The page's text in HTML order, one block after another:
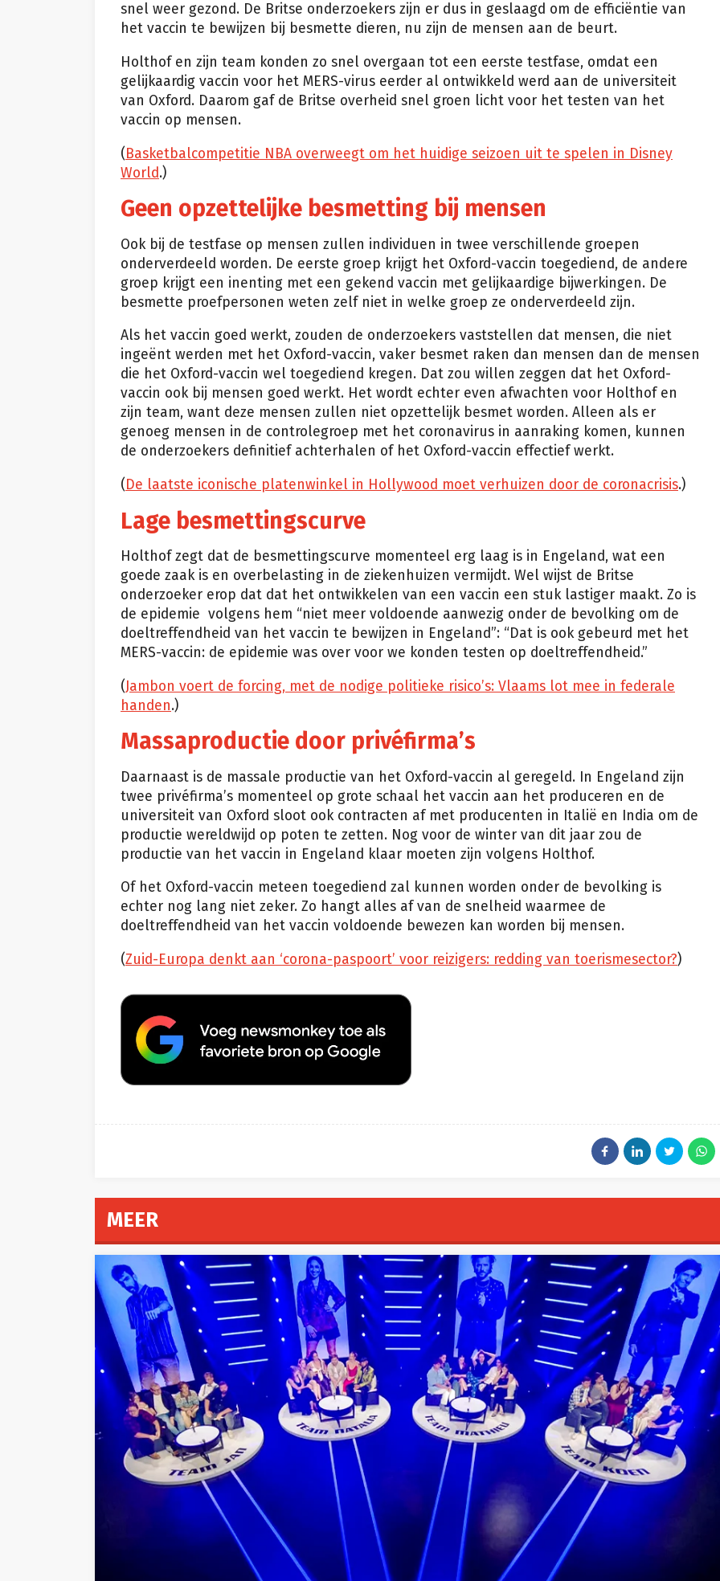
snel weer gezond. De Britse onderzoekers zijn er dus in geslaagd om de efficiëntie van
het vaccin te bewijzen bij besmette dieren, nu zijn de mensen aan de beurt.
Holthof en zijn team konden zo snel overgaan tot een eerste testfase, omdat een
gelijkaardig vaccin voor het MERS-virus eerder al ontwikkeld werd aan de universiteit
van Oxford. Daarom gaf de Britse overheid snel groen licht voor het testen van het
vaccin op mensen.
(Basketbalcompetitie NBA overweegt om het huidige seizoen uit te spelen in Disney
World.)
Geen opzettelijke besmetting bij mensen
Ook bij de testfase op mensen zullen individuen in twee verschillende groepen
onderverdeeld worden. De eerste groep krijgt het Oxford-vaccin toegediend, de andere
groep krijgt een inenting met een gekend vaccin met gelijkaardige bijwerkingen. De
besmette proefpersonen weten zelf niet in welke groep ze onderverdeeld zijn.
Als het vaccin goed werkt, zouden de onderzoekers vaststellen dat mensen, die niet
ingeënt werden met het Oxford-vaccin, vaker besmet raken dan mensen dan de mensen
die het Oxford-vaccin wel toegediend kregen. Dat zou willen zeggen dat het Oxford-
vaccin ook bij mensen goed werkt. Het wordt echter even afwachten voor Holthof en
zijn team, want deze mensen zullen niet opzettelijk besmet worden. Alleen als er
genoeg mensen in de controlegroep met het coronavirus in aanraking komen, kunnen
de onderzoekers definitief achterhalen of het Oxford-vaccin effectief werkt.
( De laatste iconische platenwinkel in Hollywood moet verhuizen door de coronacrisis.)
Lage besmettingscurve
Holthof zegt dat de besmettingscurve momenteel erg laag is in Engeland, wat een
goede zaak is en overbelasting in de ziekenhuizen vermijdt. Wel wijst de Britse
onderzoeker erop dat dat het ontwikkelen van een vaccin een stuk lastiger maakt. Zo is
de epidemie volgens hem “niet meer voldoende aanwezig onder de bevolking om de
doeltreffendheid van het vaccin te bewijzen in Engeland”: “Dat is ook gebeurd met het
MERS-vaccin: de epidemie was over voor we konden testen op doeltreffendheid.”
(Jambon voert de forcing, met de nodige politieke risico’s: Vlaams lot mee in federale
handen.)
Massaproductie door privéfirma’s
Daarnaast is de massale productie van het Oxford-vaccin al geregeld. In Engeland zijn
twee privéfirma’s momenteel op grote schaal het vaccin aan het produceren en de
universiteit van Oxford sloot ook contracten af met producenten in Italië en India om de
productie wereldwijd op poten te zetten. Nog voor de winter van dit jaar zou de
productie van het vaccin in Engeland klaar moeten zijn volgens Holthof.
Of het Oxford-vaccin meteen toegediend zal kunnen worden onder de bevolking is
echter nog lang niet zeker. Zo hangt alles af van de snelheid waarmee de
doeltreffendheid van het vaccin voldoende bewezen kan worden bij mensen.
(Zuid-Europa denkt aan ‘corona-paspoort’ voor reizigers: redding van toerismesector?)
MEER